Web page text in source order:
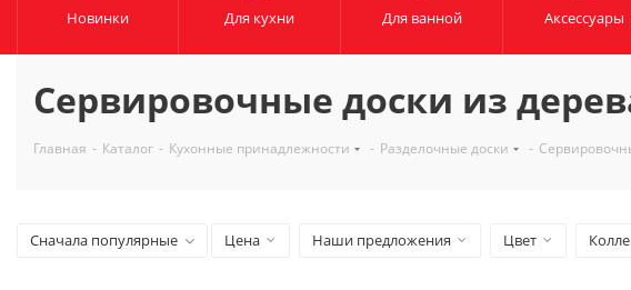
Новинки Для кухни Для ванной Аксессуары
Сервировочные доски из
Главная - Каталог - Кухонные принадлежности - Разделочные доски -
Сначала популярные Цена Наши предложения Цвет